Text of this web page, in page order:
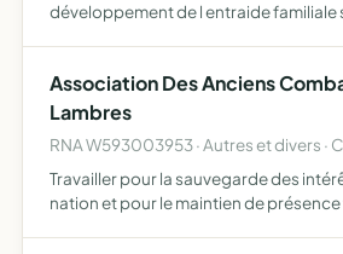
développement de l entraide familiale
Association Des Anciens
Lambres
RNA W593003953 · Autres et divers ·
Travailler pour la sauvegarde des
nation et pour le maintien de